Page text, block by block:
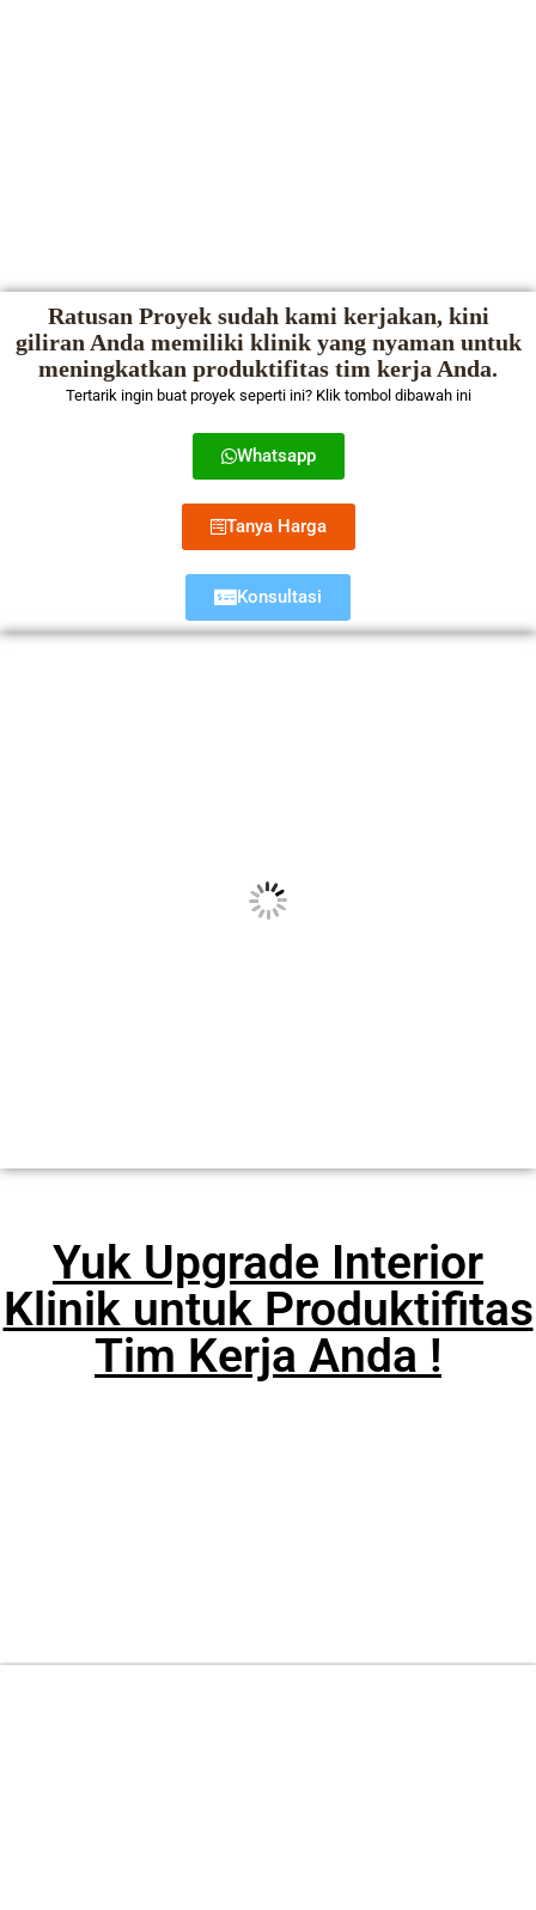
Ratusan Proyek sudah kami kerjakan, kini
giliran Anda memiliki klinik yang nyaman untuk
meningkatkan produktifitas tim kerja Anda.
Tertarik ingin buat proyek seperti ini? Klik tombol dibawah ini
Whatsapp
Tanya Harga
Konsultasi
Yuk Upgrade Interior
Klinik untuk Produktifitas
Tim Kerja Anda !